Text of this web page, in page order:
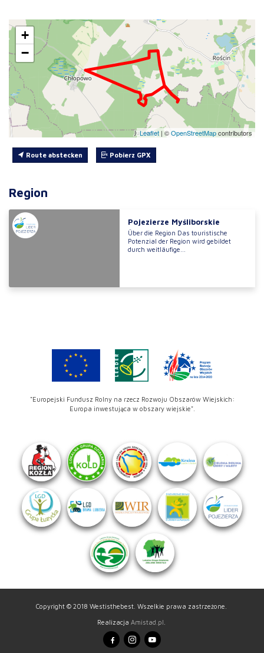
+
−
Leaflet | ©OpenStreetMapcontributors
Route abstecken Pobierz GPX
Region
Pojezierze Myśliborskie
Über die Region Das touristische
Potenzial der Region wird gebildet
durch weitläufige...
"Europejski Fundusz Rolny na rzecz Rozwoju Obszarów Wiejskich:
Europa inwestująca w obszary wiejskie".
Copyright © 2018 Westisthebest. Wszelkie prawa zastrzeżone.
Realizacja Amistad.pl